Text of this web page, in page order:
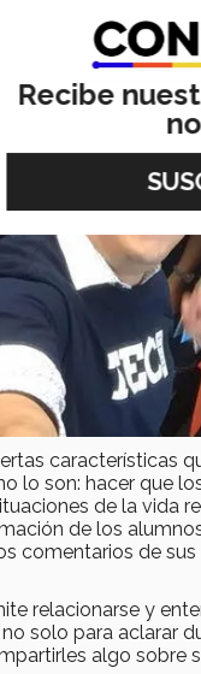
características
lo son: hacer que
de la vida
de los
comentarios de
relacionarse y
solo para aclarar
algo sobre
Recibe